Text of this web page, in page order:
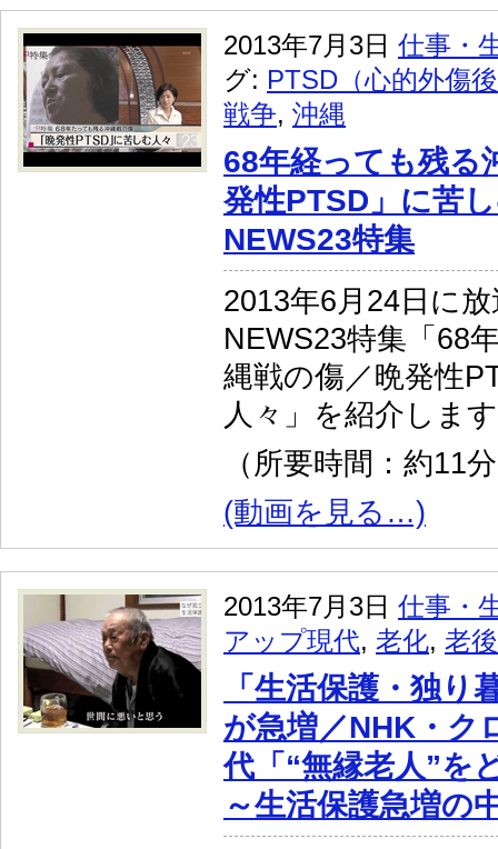
2013年7月3日 仕事・
グ: PTSD（心的外傷
戦争, 沖縄
68年経っても残る
発性PTSD」に苦
NEWS23特集
2013年6月24日に
NEWS23特集「68
縄戦の傷／晩発性
人々」を紹介しま
（所要時間：約11
(動画を見る…)
2013年7月3日 仕事・
アップ現代, 老化, 老
「生活保護・独り
が急増／NHK・ク
代「“無縁老人”を
～生活保護急増の